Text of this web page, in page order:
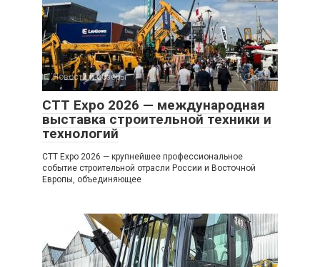
Новости и обзоры 0
CTT Expo 2026 — международная
выставка строительной техники и
технологий
CTT Expo 2026 — крупнейшее профессиональное
событие строительной отрасли России и Восточной
Европы, объединяющее